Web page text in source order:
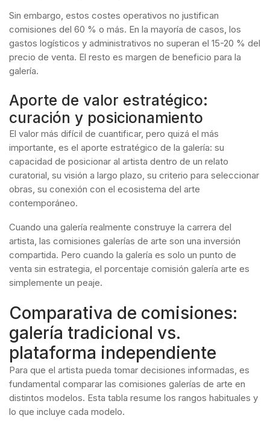
Sin embargo, estos costes operativos no justifican
comisiones del 60 % o más. En la mayoría de casos, los
gastos logísticos y administrativos no superan el 15-20 % del
precio de venta. El resto es margen de beneficio para la
galería.
Aporte de valor estratégico:
curación y posicionamiento
El valor más difícil de cuantificar, pero quizá el más
importante, es el aporte estratégico de la galería: su
capacidad de posicionar al artista dentro de un relato
curatorial, su visión a largo plazo, su criterio para seleccionar
obras, su conexión con el ecosistema del arte
contemporáneo.
Cuando una galería realmente construye la carrera del
artista, las comisiones galerías de arte son una inversión
compartida. Pero cuando la galería es solo un punto de
venta sin estrategia, el porcentaje comisión galería arte es
simplemente un peaje.
Comparativa de comisiones:
galería tradicional vs.
plataforma independiente
Para que el artista pueda tomar decisiones informadas, es
fundamental comparar las comisiones galerías de arte en
distintos modelos. Esta tabla resume los rangos habituales y
lo que incluye cada modelo.